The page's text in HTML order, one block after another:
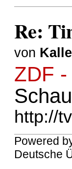
Re:
von Kalle
ZDF
http://
Powered
Deutsche